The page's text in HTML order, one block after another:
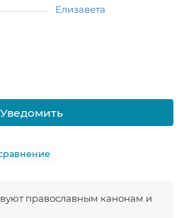
Елизавета
православным канонам и